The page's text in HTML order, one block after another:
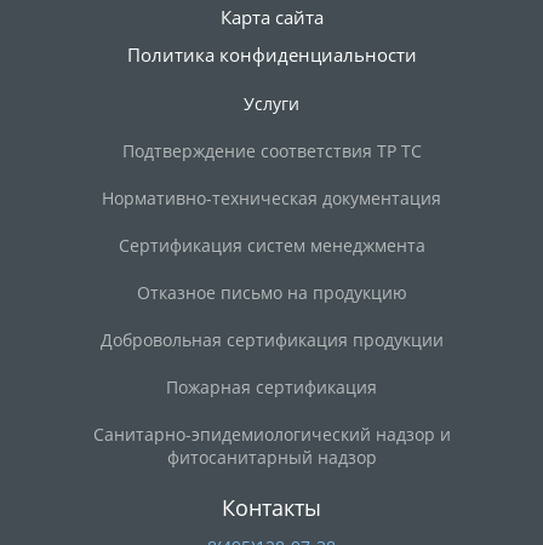
Карта сайта
Политика конфиденциальности
Услуги
Подтверждение соответствия ТР ТС
Нормативно-техническая документация
Сертификация систем менеджмента
Отказное письмо на продукцию
Добровольная сертификация продукции
Пожарная сертификация
Санитарно-эпидемиологический надзор и
фитосанитарный надзор
Контакты